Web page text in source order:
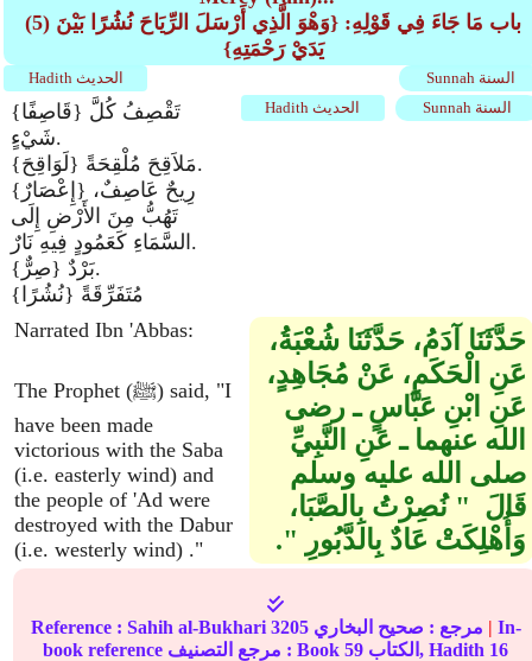
(5) باب مَا جَاءَ فِي قَوْلِهِ: {وَهْوَ الَّذِي أَرْسَلَ الرِّيَاحَ نُشُرًا بَيْنَ
يَدَيْ رَحْمَتِهِ}
Sunnah السنة Hadith الحديث
{قَاصِفًا} تَقْصِفُ كُلَّ
شَيْءٍ.
{لَوَاقِحَ} مَلاَقِحَ مُلْقِحَةً.
{إِعْصَارٌ} رِيحٌ عَاصِفٌ،
تَهُبُّ مِنَ الأَرْضِ إِلَى
السَّمَاءِ كَعَمُودٍ فِيهِ نَارٌ.
{صِرٌّ} بَرْدٌ.
{نُشُرًا} مُتَفَرِّقَةً
Sunnah السنة Hadith الحديث
Narrated Ibn 'Abbas:
The Prophet (ﷺ) said, "I
have been made
victorious with the Saba
(i.e. easterly wind) and
the people of 'Ad were
destroyed with the Dabur
(i.e. westerly wind) ."
حَدَّثَنَا آدَمُ، حَدَّثَنَا شُعْبَةُ،
عَنِ الْحَكَمِ، عَنْ مُجَاهِدٍ،
عَنِ ابْنِ عَبَّاسٍ ـ رضى
الله عنهما ـ عَنِ النَّبِيِّ
صلى الله عليه وسلم
قَالَ ‏ "‏ نُصِرْتُ بِالصَّبَا،
وَأُهْلِكَتْ عَادٌ بِالدَّبُورِ ‏"‏‏.‏
Reference : Sahih al-Bukhari 3205 مرجع : صحيح البخاري | In-
book reference مرجع التصنيف : Book 59 الكتاب, Hadith 16